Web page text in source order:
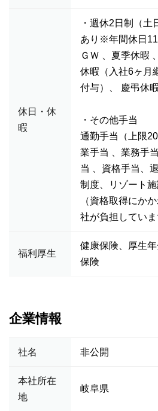
休日・休
暇
・週休2日制（
あり※年間休日
ＧＷ 、夏季休暇
休暇（入社6ヶ月
付与）、 慶弔休暇
・その他手当
通勤手当（上限
業手当 、業務手
当 、資格手当、
制度、リゾート
（資格取得にか
社が負担していま
福利厚生
健康保険、厚生
保険
企業情報
社名 非公開
本社所在
地
岐阜県